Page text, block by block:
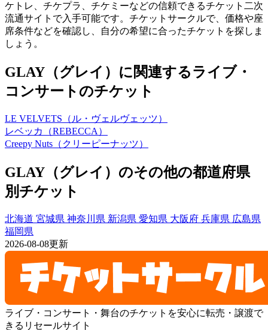
ケトレ、チケプラ、チケミーなどの信頼できるチケット二次
流通サイトで入手可能です。チケットサークルで、価格や座
席条件などを確認し、自分の希望に合ったチケットを探しま
しょう。
GLAY（グレイ）に関連するライブ・
コンサートのチケット
LE VELVETS（ル・ヴェルヴェッツ）
レベッカ（REBECCA）
Creepy Nuts（クリーピーナッツ）
GLAY（グレイ）のその他の都道府県
別チケット
北海道 宮城県 神奈川県 新潟県 愛知県 大阪府 兵庫県 広島県
福岡県
2026-08-08更新
ライブ・コンサート・舞台のチケットを安心に転売・譲渡で
きるリセールサイト